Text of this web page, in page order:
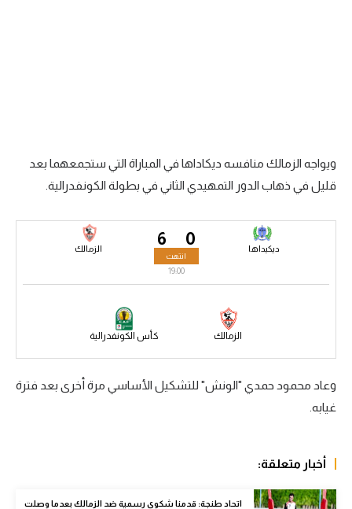
سعودي في الجول
الدوري الإنجليزي
الدوري الإسباني
كرة السلة الأمريكية
كرة يد
كرة طائرة
ويواجه الزمالك منافسه ديكاداها في المباراة التي ستجمعهما بعد
قليل في ذهاب الدور التمهيدي الثاني في بطولة الكونفدرالية.
0 ديكيداها 6 الزمالك
انتهت
19:00
الزمالك كأس الكونفدرالية
وعاد محمود حمدي "الونش" للتشكيل الأساسي مرة أخرى بعد فترة
غيابه.
أخبار متعلقة:
اتحاد طنجة: قدمنا شكوى رسمية ضد الزمالك بعدما وصلت